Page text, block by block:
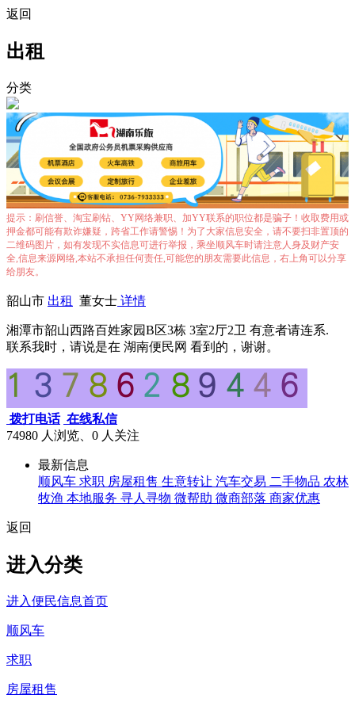
返回
出租
分类
提示：刷信誉、淘宝刷钻、YY网络兼职、加YY联系的职位都是骗子！收取费用或
押金都可能有欺诈嫌疑，跨省工作请警惕！为了大家信息安全，请不要扫非置顶的
二维码图片，如有发现不实信息可进行举报，乘坐顺风车时请注意人身及财产安
全,信息来源网络,本站不承担任何责任,可能您的朋友需要此信息，右上角可以分享
给朋友。
韶山市 出租 董女士 详情
湘潭市韶山西路百姓家园B区3栋 3室2厅2卫 有意者请连系.
联系我时，请说是在 湖南便民网 看到的，谢谢。
拨打电话 在线私信
74980 人浏览、0 人关注
最新信息
顺风车 求职 房屋租售 生意转让 汽车交易 二手物品 农林
牧渔 本地服务 寻人寻物 微帮助 微商部落 商家优惠
返回
进入分类
进入便民信息首页
顺风车
求职
房屋租售